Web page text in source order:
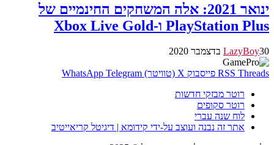
ינואר 2021: אלה המשחקים החינמיים של
PlayStation Plus ו-Xbox Live Gold
LazyBoy30 בדצמבר 2020
RSS Threads פייסבוק X (טוויטר) WhatsApp Telegram
רוטר מבזקי חדשות
רוטר סקופים
לוח שנה עברי
אתר זה נבנה ועוצב על-ידי קידומא | דיגיטל קריאייטיב